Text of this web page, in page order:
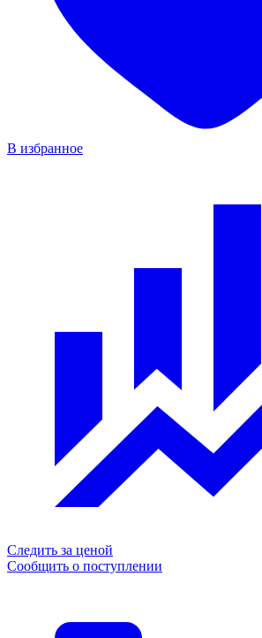
В избранное
Следить за ценой
Сообщить о поступлении